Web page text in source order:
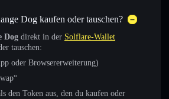
Dog kaufen oder tauschen?
Dog direkt in der Solflare-Wallet
tauschen:
oder Browsererweiterung)
den Token aus, den du kaufen oder